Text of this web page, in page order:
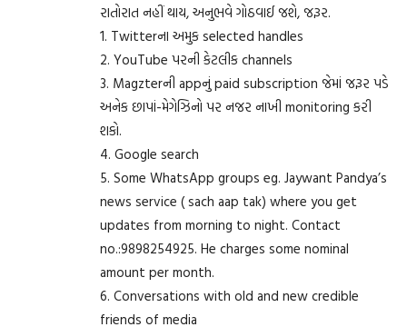
રાતોરાત નહીં થાય, અનુભવે ગોઠવાઈ જશે, જરૂર.
1. Twitterના અમુક selected handles
2. YouTube પરની કેટલીક channels
3. Magzterની appનું paid subscription જેમાં જરૂર પડે
અનેક છાપાં-મેગેઝિનો પર નજર નાખી monitoring કરી
શકો.
4. Google search
5. Some WhatsApp groups eg. Jaywant Pandya’s
news service ( sach aap tak) where you get
updates from morning to night. Contact
no.:9898254925. He charges some nominal
amount per month.
6. Conversations with old and new credible
friends of media